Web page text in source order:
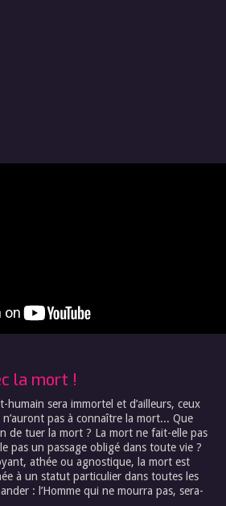
la mort !
humain sera immortel et d’ailleurs, ceux
pas à connaître la mort... Que
de tuer la mort ? La mort ne fait-elle pas
pas un passage obligé dans toute vie ?
athée ou agnostique, la mort est
à un statut particulier dans toutes les
: l’Homme qui ne mourra pas, sera-